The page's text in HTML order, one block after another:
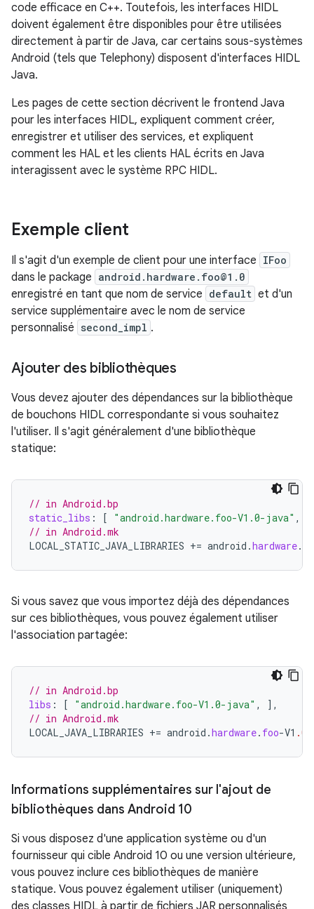
code efficace en C++. Toutefois, les interfaces HIDL
doivent également être disponibles pour être utilisées
directement à partir de Java, car certains sous-systèmes
Android (tels que Telephony) disposent d'interfaces HIDL
Java.
Les pages de cette section décrivent le frontend Java
pour les interfaces HIDL, expliquent comment créer,
enregistrer et utiliser des services, et expliquent
comment les HAL et les clients HAL écrits en Java
interagissent avec le système RPC HIDL.
Exemple client
Il s'agit d'un exemple de client pour une interface IFoo
dans le package android.hardware.foo@1.0
enregistré en tant que nom de service default et d'un
service supplémentaire avec le nom de service
personnalisé second_impl .
Ajouter des bibliothèques
Vous devez ajouter des dépendances sur la bibliothèque
de bouchons HIDL correspondante si vous souhaitez
l'utiliser. Il s'agit généralement d'une bibliothèque
statique:
// in Android.bp
static_libs : [ "android.hardware.foo-V1.0-java" ,
// in Android.mk
LOCAL_STATIC_JAVA_LIBRARIES += android .hardware.
Si vous savez que vous importez déjà des dépendances
sur ces bibliothèques, vous pouvez également utiliser
l'association partagée:
// in Android.bp
libs : [ "android.hardware.foo-V1.0-java" , ] ,
// in Android.mk
LOCAL_JAVA_LIBRARIES += android .hardware. foo-V1 .0
Informations supplémentaires sur l'ajout de
bibliothèques dans Android 10
Si vous disposez d'une application système ou d'un
fournisseur qui cible Android 10 ou une version ultérieure,
vous pouvez inclure ces bibliothèques de manière
statique. Vous pouvez également utiliser (uniquement)
des classes HIDL à partir de fichiers JAR personnalisés